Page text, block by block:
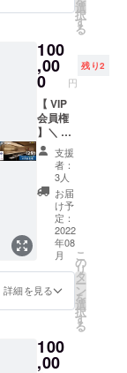
さい）
お届け
から
2023年
8月末日
まで
員権を
送りま
すの
で、期
間内に
保管い
ただき
ますよ
うお願
いいた
しま
す。 な
お、会
員番号
記載の
会員権
をお会
計の際
提示く
ださ
権（会
計25%
をお届
けしま
す。 支
援者本
人がご
来店い
ただけ
れば非
会員の
お連れ
様分の
会計に
もご利
用いた
だけま
す。
メール
で会員
番号記
載の会
送りま
すの
選
択
す
る
100
,00
0 円
残り2
【 VIP
会員権
】＼ 初
回来店
から
「12ヶ
月」有
効／ 当
店での
お食事
に使え
る割引
特典付
き会員
権（会
計25%
をお届
けしま
支援
者：
3人
お届
け予
定：
2022
年08
月
詳細を見る
こ
の
リ
タ
ー
ン
を
選
択
す
る
100
,00